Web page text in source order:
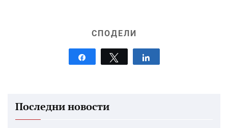
СПОДЕЛИ
Tweet
Последни новости